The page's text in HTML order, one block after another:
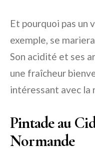
Et pourquoi pas un
exemple, se
Son acidité et ses
une fraîcheur
intéressant avec la
Pintade au
Normande